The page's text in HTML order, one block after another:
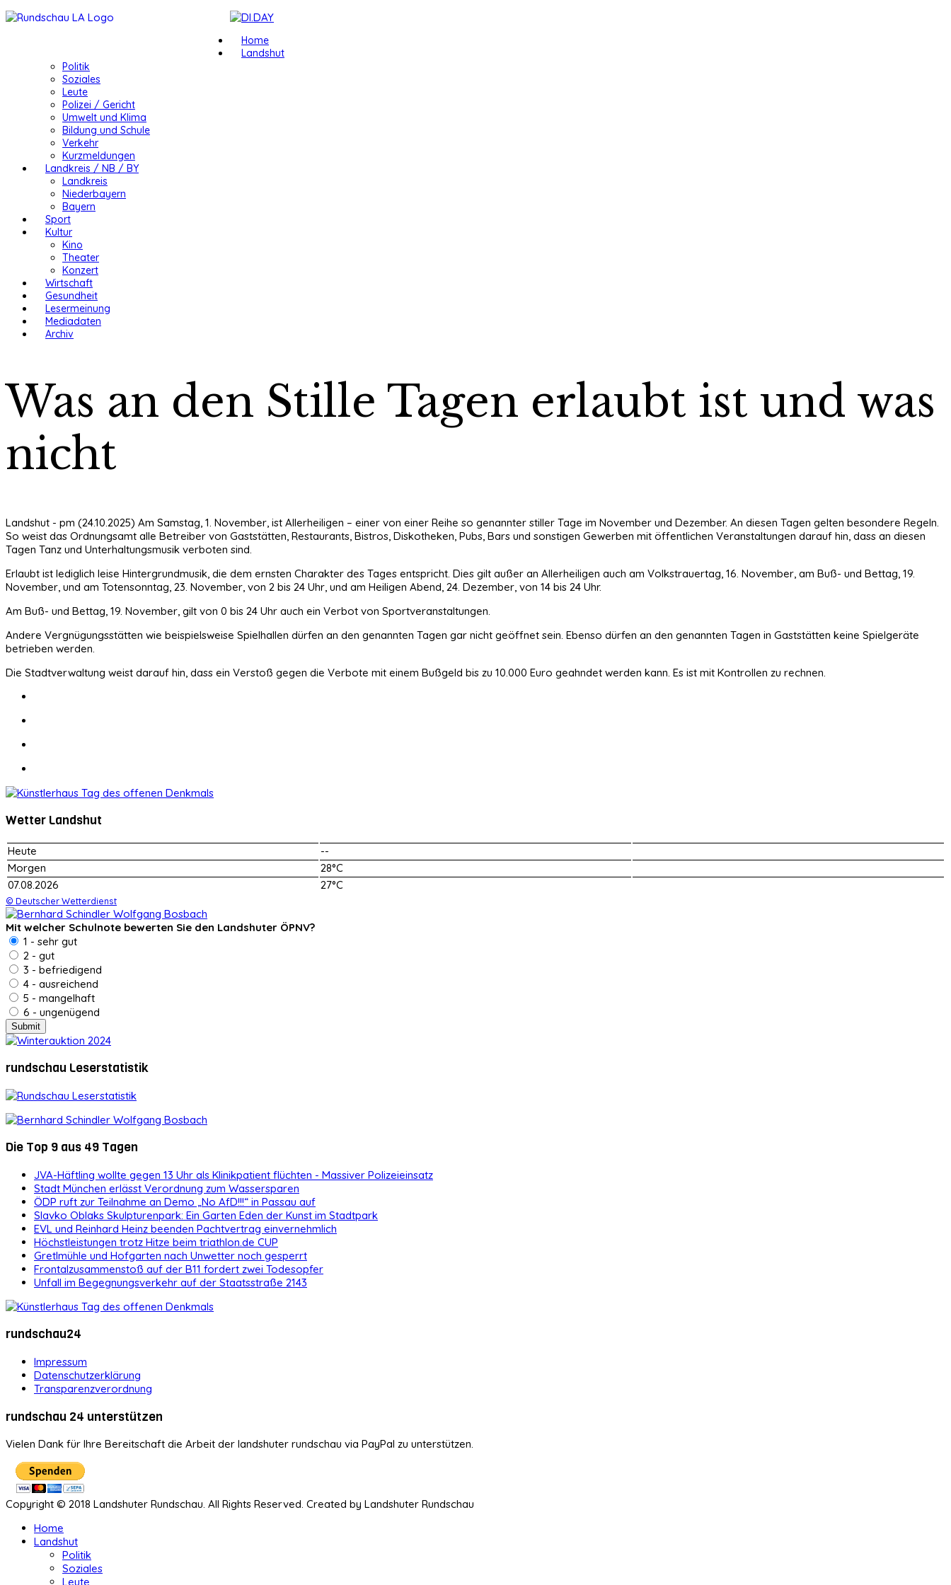
Home
Landshut
Politik
Soziales
Leute
Polizei / Gericht
Umwelt und Klima
Bildung und Schule
Verkehr
Kurzmeldungen
Landkreis / NB / BY
Landkreis
Niederbayern
Bayern
Sport
Kultur
Kino
Theater
Konzert
Wirtschaft
Gesundheit
Lesermeinung
Mediadaten
Archiv
Was an den Stille Tagen erlaubt ist und was
nicht
Landshut - pm (24.10.2025) Am Samstag, 1. November, ist Allerheiligen – einer von einer Reihe so genannter stiller Tage im November und Dezember. An diesen Tagen gelten besondere Regeln.
So weist das Ordnungsamt alle Betreiber von Gaststätten, Restaurants, Bistros, Diskotheken, Pubs, Bars und sonstigen Gewerben mit öffentlichen Veranstaltungen darauf hin, dass an diesen
Tagen Tanz und Unterhaltungsmusik verboten sind.
Erlaubt ist lediglich leise Hintergrundmusik, die dem ernsten Charakter des Tages entspricht. Dies gilt außer an Allerheiligen auch am Volkstrauertag, 16. November, am Buß- und Bettag, 19.
November, und am Totensonntag, 23. November, von 2 bis 24 Uhr, und am Heiligen Abend, 24. Dezember, von 14 bis 24 Uhr.
Am Buß- und Bettag, 19. November, gilt von 0 bis 24 Uhr auch ein Verbot von Sportveranstaltungen.
Andere Vergnügungsstätten wie beispielsweise Spielhallen dürfen an den genannten Tagen gar nicht geöffnet sein. Ebenso dürfen an den genannten Tagen in Gaststätten keine Spielgeräte
betrieben werden.
Die Stadtverwaltung weist darauf hin, dass ein Verstoß gegen die Verbote mit einem Bußgeld bis zu 10.000 Euro geahndet werden kann. Es ist mit Kontrollen zu rechnen.
Wetter Landshut
Heute
--
Morgen
28°C
07.08.2026
27°C
© Deutscher Wetterdienst
Mit welcher Schulnote bewerten Sie den Landshuter ÖPNV?
1 - sehr gut
2 - gut
3 - befriedigend
4 - ausreichend
5 - mangelhaft
6 - ungenügend
rundschau Leserstatistik
Die Top 9 aus 49 Tagen
JVA-Häftling wollte gegen 13 Uhr als Klinikpatient flüchten - Massiver Polizeieinsatz
Stadt München erlässt Verordnung zum Wassersparen
ÖDP ruft zur Teilnahme an Demo „No AfD!!!“ in Passau auf
Slavko Oblaks Skulpturenpark: Ein Garten Eden der Kunst im Stadtpark
EVL und Reinhard Heinz beenden Pachtvertrag einvernehmlich
Höchstleistungen trotz Hitze beim triathlon.de CUP
Gretlmühle und Hofgarten nach Unwetter noch gesperrt
Frontalzusammenstoß auf der B11 fordert zwei Todesopfer
Unfall im Begegnungsverkehr auf der Staatsstraße 2143
rundschau24
Impressum
Datenschutzerklärung
Transparenzverordnung
rundschau 24 unterstützen
Vielen Dank für Ihre Bereitschaft die Arbeit der landshuter rundschau via PayPal zu unterstützen.
Copyright © 2018 Landshuter Rundschau. All Rights Reserved. Created by Landshuter Rundschau
Home
Landshut
Politik
Soziales
Leute